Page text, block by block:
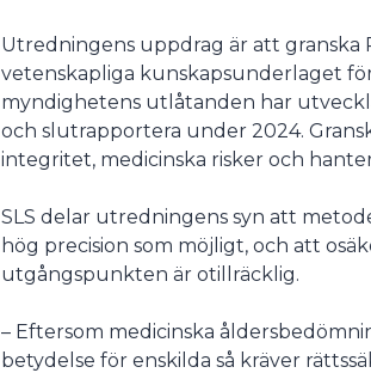
Utredningens uppdrag är att granska
vetenskapliga kunskapsunderlaget
myndighetens utlåtanden har
och slutrapportera under 2024.
integritet, medicinska risker och
SLS delar utredningens syn att
hög precision som möjligt, och att
utgångspunkten är otillräcklig.
– Eftersom medicinska
betydelse för enskilda så kräver